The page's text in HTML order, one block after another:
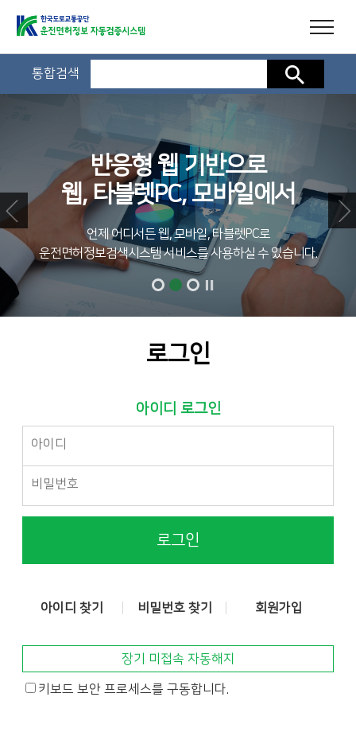
통합검색 검색
반응형 웹 기반으로
웹, 타블렛PC, 모바일에서
언제 어디서든 웹, 모바일, 타블렛PC로
운전면허정보검색시스템 서비스를 사용하실 수 있습니다.
로그인
아이디 로그인
로그인
아이디 찾기 비밀번호 찾기 회원가입
장기 미접속 자동해지
키보드 보안 프로세스를 구동합니다.